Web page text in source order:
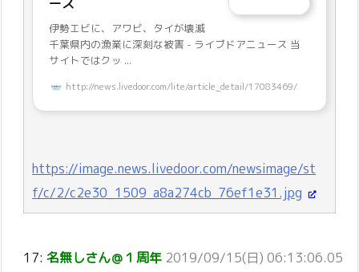
ース
伊勢エビに、アワビ、タイが壊滅
千葉県内の漁業に深刻な被害 - ライブドアニュース 当
サイトではクッ ...
http://news.livedoor.com/lite/article_detail/17083469/
https://image.news.livedoor.com/newsimage/st
f/c/2/c2e30_1509_a8a274cb_76ef1e31.jpg
17: 名無しさん＠１周年 2019/09/15(日) 06:13:06.05